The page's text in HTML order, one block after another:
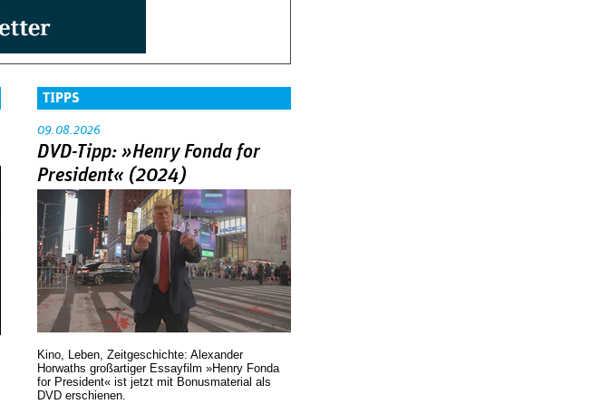
TIPPS
09.08.2026
DVD-Tipp: »Henry Fonda for
President« (2024)
Kino, Leben, Zeitgeschichte: Alexander
Horwaths großartiger Essayfilm »Henry Fonda
for President« ist jetzt mit Bonusmaterial als
DVD erschienen.